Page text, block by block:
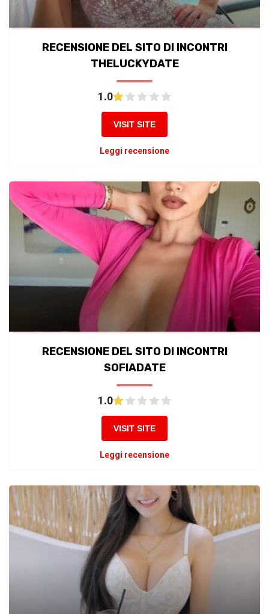
RECENSIONE DEL SITO DI INCONTRI
THELUCKYDATE
1.0
VISIT SITE
Leggi recensione
RECENSIONE DEL SITO DI INCONTRI
SOFIADATE
1.0
VISIT SITE
Leggi recensione